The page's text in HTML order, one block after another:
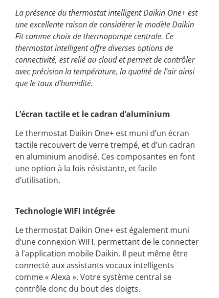
La présence du thermostat intelligent Daikin One+ est
une excellente raison de considérer le modèle Daikin
Fit comme choix de thermopompe centrale. Ce
thermostat intelligent offre diverses options de
connectivité, est relié au cloud et permet de contrôler
avec précision la température, la qualité de l’air ainsi
que le taux d’humidité.
L’écran tactile et le cadran d’aluminium
Le thermostat Daikin One+ est muni d’un écran
tactile recouvert de verre trempé, et d’un cadran
en aluminium anodisé. Ces composantes en font
une option à la fois résistante, et facile
d’utilisation.
Technologie WIFI intégrée
Le thermostat Daikin One+ est également muni
d’une connexion WIFI, permettant de le connecter
à l’application mobile Daikin. Il peut même être
connecté aux assistants vocaux intelligents
comme « Alexa ». Votre système central se
contrôle donc du bout des doigts.